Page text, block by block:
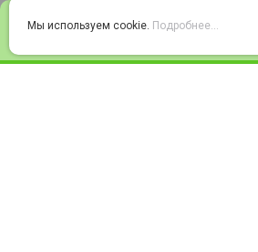
Войти
Мы используем cookie. Подробнее...